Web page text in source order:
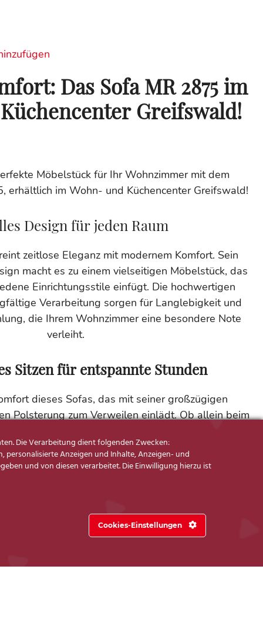
Das Sofa MR 2875 im
Greifswald!
Möbelstück für Ihr Wohnzimmer mit dem
erhältlich im Wohn- und Küchencenter Greifswald!
Design für jeden Raum
zeitlose Eleganz mit modernem Komfort. Sein
macht es zu einem vielseitigen Möbelstück, das
Einrichtungsstile einfügt. Die hochwertigen
Verarbeitung sorgen für Langlebigkeit und
die Ihrem Wohnzimmer eine besondere Note
verleiht.
Sitzen für entspannte Stunden
dieses Sofas, das mit seiner großzügigen
Polsterung zum Verweilen einlädt. Ob allein beim
MR 2875 bietet Ihnen den idealen Platz für
und unvergessliche Momente.
Die Verarbeitung dient folgenden Zwecken:
Anzeigen und Inhalte, Anzeigen- und
und von diesen verarbeitet. Die Einwilligung hierzu ist
Cookies-Einstellungen